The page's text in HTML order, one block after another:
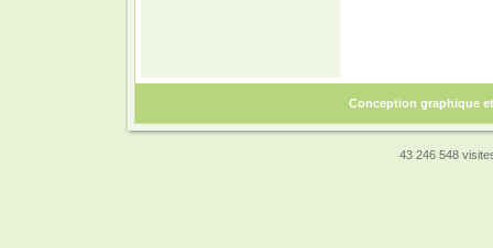
Conception graphique
43 246 548